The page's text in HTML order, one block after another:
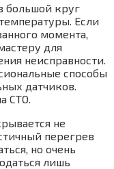
большой круг
Если
момента,
для
неисправности.
способы
датчиков.
СТО.
не
перегрев
но очень
лишь